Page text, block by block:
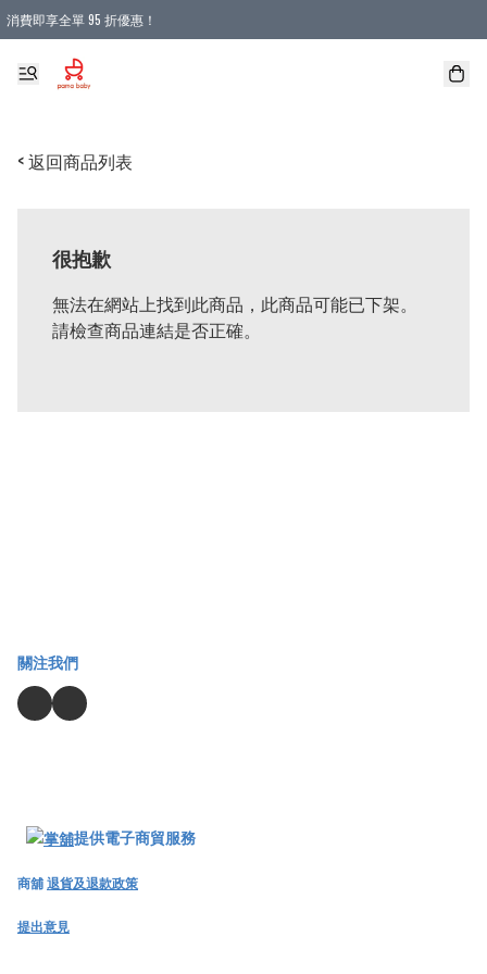
消費即享全單 95 折優惠！
購物滿 HKD 900.00即享免運費優惠！（適用於 本地送貨、本地取貨 )
< 返回商品列表
很抱歉
無法在網站上找到此商品，此商品可能已下架。
請檢查商品連結是否正確。
關注我們
提供電子商貿服務
商舖退貨及退款政策
提出意見